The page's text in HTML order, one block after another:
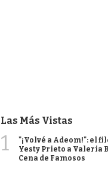
Las Más Vistas
1
"¡Volvé a Adeom!": el
Yesty Prieto a Valeria
Cena de Famosos